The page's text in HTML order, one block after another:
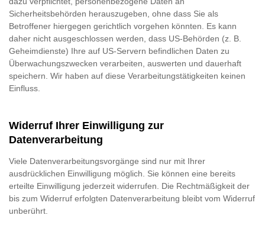
Sicherheitsbehörden herauszugeben, ohne dass Sie als
Betroffener hiergegen gerichtlich vorgehen könnten. Es kann
daher nicht ausgeschlossen werden, dass US-Behörden (z. B.
Geheimdienste) Ihre auf US-Servern befindlichen Daten zu
Überwachungszwecken verarbeiten, auswerten und dauerhaft
speichern. Wir haben auf diese Verarbeitungstätigkeiten keinen
Einfluss.
Widerruf Ihrer Einwilligung zur
Datenverarbeitung
Viele Datenverarbeitungsvorgänge sind nur mit Ihrer
ausdrücklichen Einwilligung möglich. Sie können eine bereits
erteilte Einwilligung jederzeit widerrufen. Die Rechtmäßigkeit der
bis zum Widerruf erfolgten Datenverarbeitung bleibt vom Widerruf
unberührt.